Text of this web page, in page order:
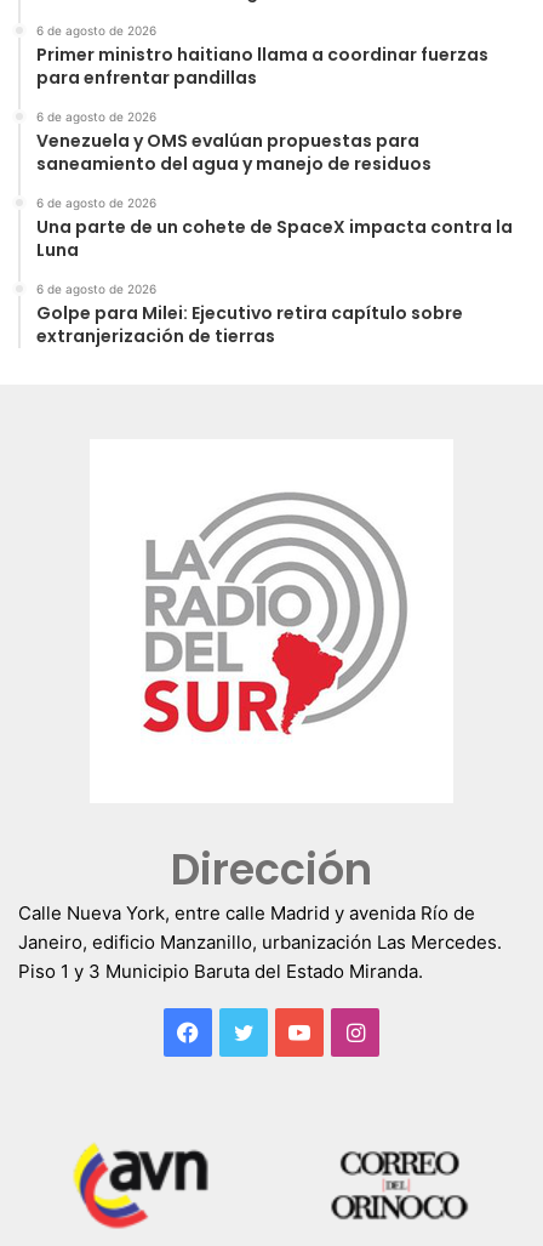
6 de agosto de 2026
Primer ministro haitiano llama a coordinar fuerzas
para enfrentar pandillas
6 de agosto de 2026
Venezuela y OMS evalúan propuestas para
saneamiento del agua y manejo de residuos
6 de agosto de 2026
Una parte de un cohete de SpaceX impacta contra la
Luna
6 de agosto de 2026
Golpe para Milei: Ejecutivo retira capítulo sobre
extranjerización de tierras
Dirección
Calle Nueva York, entre calle Madrid y avenida Río de
Janeiro, edificio Manzanillo, urbanización Las Mercedes.
Piso 1 y 3 Municipio Baruta del Estado Miranda.
Facebook
TwitterYouTubeInstagram